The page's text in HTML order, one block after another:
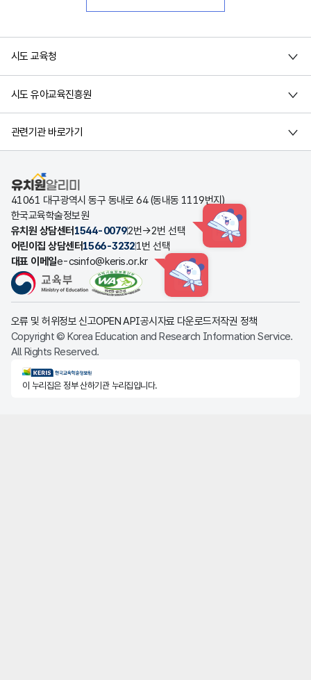
시도 교육청
시도 유아교육진흥원
관련기관 바로가기
유치원알리미
41061 대구광역시 동구 동내로 64 (동내동 1119번지)
한국교육학술정보원
유치원 상담센터 1544-00792번→2번 선택 HINT
어린이집 상담센터1566-32321번 선택
대표 이메일e-csinfo@keris.or.kr
HINT
오류 및 허위정보 신고OPEN API공시자료 다운로드저작권 정책
Copyright © Korea Education and Research Information Service.
All Rights Reserved.
KERIS한국교육학술정보원
이 누리집은 정부 산하기관 누리집입니다.